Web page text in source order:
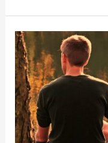
COMPORTAMIENTOS
A
EVITAR
DE
TU
PAREJA